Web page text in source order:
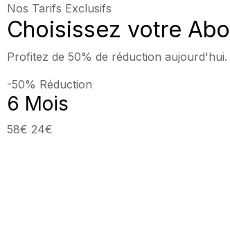
Nos Tarifs Exclusifs
Choisissez votre
Profitez de 50% de réduction
-50% Réduction
6 Mois
58€ 24€